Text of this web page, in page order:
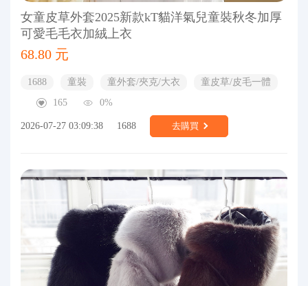
女童皮草外套2025新款kT貓洋氣兒童裝秋冬加厚
可愛毛毛衣加絨上衣
68.80 元
1688 童裝 童外套/夾克/大衣
童皮草/皮毛一體
165
0%
2026-07-27 03:09:38 1688 去購買